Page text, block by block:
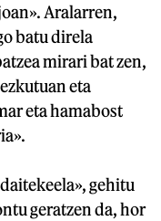
Aralarren,
batu direla
mirari bat zen,
eta
eta hamabost
gehitu
geratzen da, hor